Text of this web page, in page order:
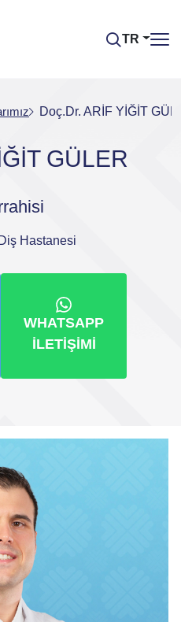
TR
Doç.Dr. ARİF YİĞİT
GÜLER
Hastanesi
WHATSAPP
İLETIŞIMI